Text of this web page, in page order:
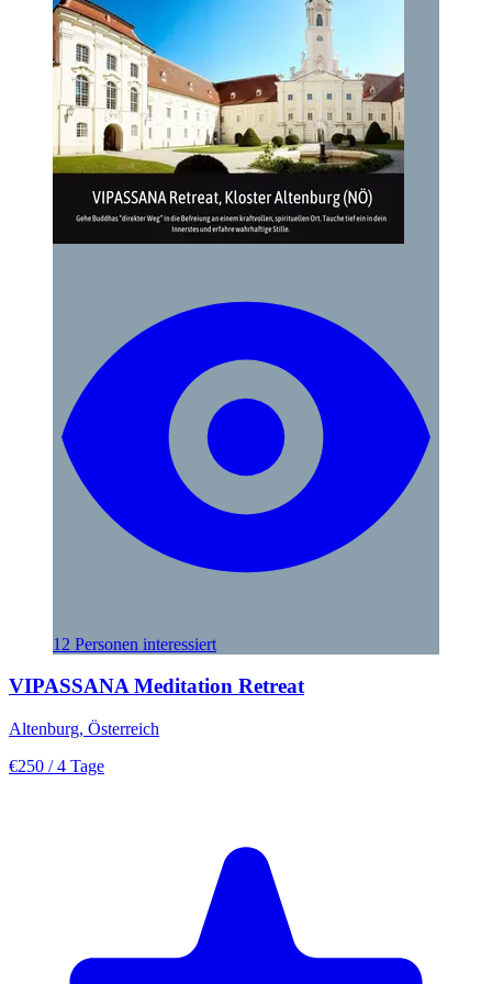
12 Personen interessiert
VIPASSANA Meditation Retreat
Altenburg, Österreich
€250 / 4 Tage